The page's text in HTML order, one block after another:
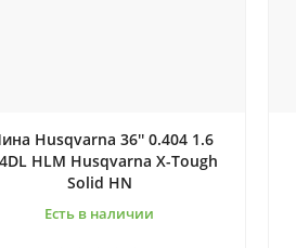
Husqvarna 36'' 0.404 1.6
HLM Husqvarna X-Tough
Solid HN
Есть в наличии